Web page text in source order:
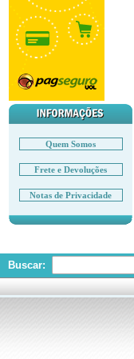
Quem Somos
Frete e Devoluções
Notas de Privacidade
Buscar: